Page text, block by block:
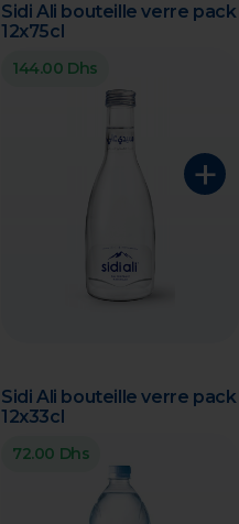
Sidi Ali bouteille verre pack
12x75cl
144.00 Dhs
+
Sidi Ali bouteille verre pack
12x33cl
72.00 Dhs